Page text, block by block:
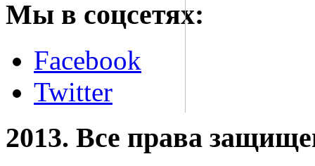
Мы в соцсетях:
Facebook
Twitter
2013. Все права